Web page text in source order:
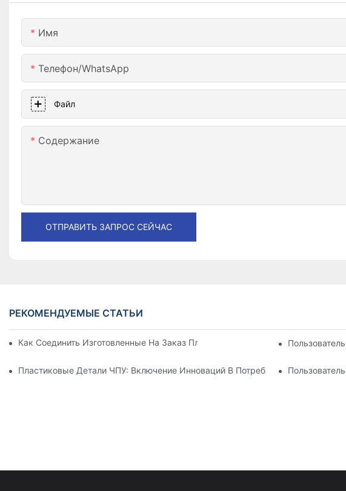
Имя
Телефон/WhatsApp
Файл
Содержание
ОТПРАВИТЬ ЗАПРОС СЕЙЧАС
РЕКОМЕНДУЕМЫЕ СТАТЬИ
Как Соединить Изготовленные На Заказ Пластиковые Детали, Отлитые Под
Пластиковые Детали ЧПУ: Включение Инноваций В Потребительской